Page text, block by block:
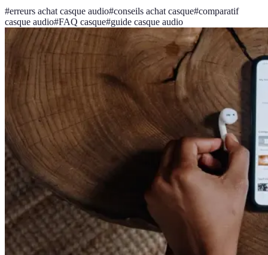
#erreurs achat casque audio#conseils achat casque#comparatif
casque audio#FAQ casque#guide casque audio